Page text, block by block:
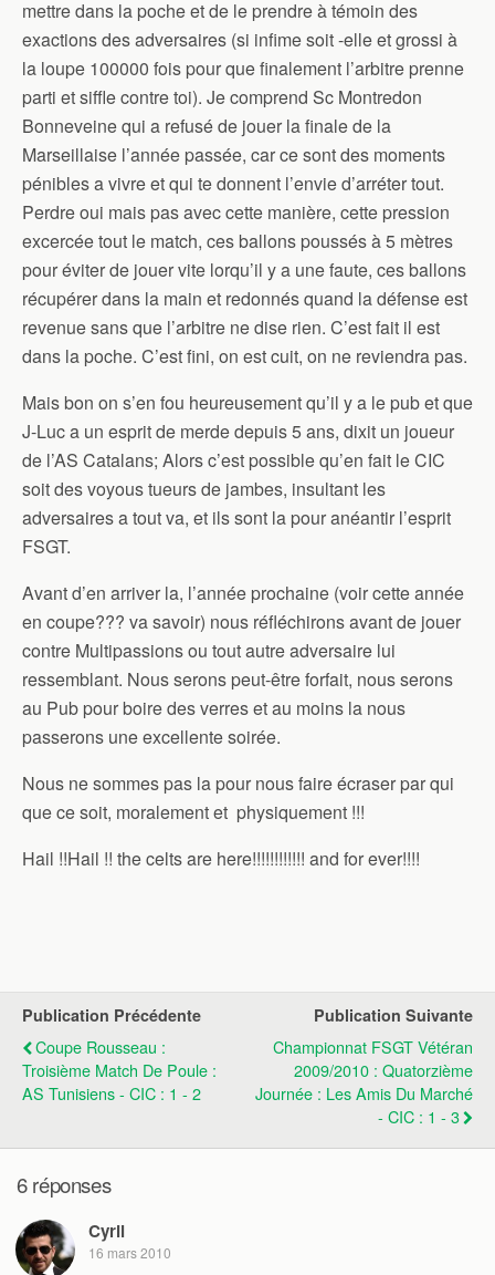
mettre dans la poche et de le prendre à témoin des
exactions des adversaires (si infime soit -elle et grossi à
la loupe 100000 fois pour que finalement l’arbitre prenne
parti et siffle contre toi). Je comprend Sc Montredon
Bonneveine qui a refusé de jouer la finale de la
Marseillaise l’année passée, car ce sont des moments
pénibles a vivre et qui te donnent l’envie d’arréter tout.
Perdre oui mais pas avec cette manière, cette pression
excercée tout le match, ces ballons poussés à 5 mètres
pour éviter de jouer vite lorqu’il y a une faute, ces ballons
récupérer dans la main et redonnés quand la défense est
revenue sans que l’arbitre ne dise rien. C’est fait il est
dans la poche. C’est fini, on est cuit, on ne reviendra pas.
Mais bon on s’en fou heureusement qu’il y a le pub et que
J-Luc a un esprit de merde depuis 5 ans, dixit un joueur
de l’AS Catalans; Alors c’est possible qu’en fait le CIC
soit des voyous tueurs de jambes, insultant les
adversaires a tout va, et ils sont la pour anéantir l’esprit
FSGT.
Avant d’en arriver la, l’année prochaine (voir cette année
en coupe??? va savoir) nous réfléchirons avant de jouer
contre Multipassions ou tout autre adversaire lui
ressemblant. Nous serons peut-être forfait, nous serons
au Pub pour boire des verres et au moins la nous
passerons une excellente soirée.
Nous ne sommes pas la pour nous faire écraser par qui
que ce soit, moralement et physiquement !!!
Hail !!Hail !! the celts are here!!!!!!!!!!!! and for ever!!!!
Publication Précédente
Coupe Rousseau :
Troisième Match De Poule :
AS Tunisiens - CIC : 1 - 2
Publication Suivante
Championnat FSGT Vétéran
2009/2010 : Quatorzième
Journée : Les Amis Du Marché
- CIC : 1 - 3
6 réponses
Cyril
16 mars 2010